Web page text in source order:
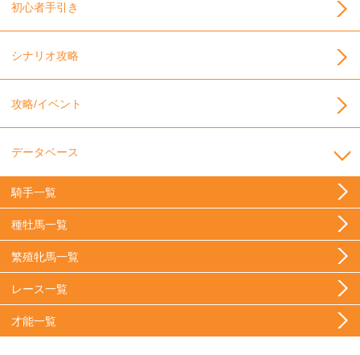
初心者手引き
シナリオ攻略
攻略/イベント
データベース
騎手一覧
種牡馬一覧
繁殖牝馬一覧
レース一覧
才能一覧